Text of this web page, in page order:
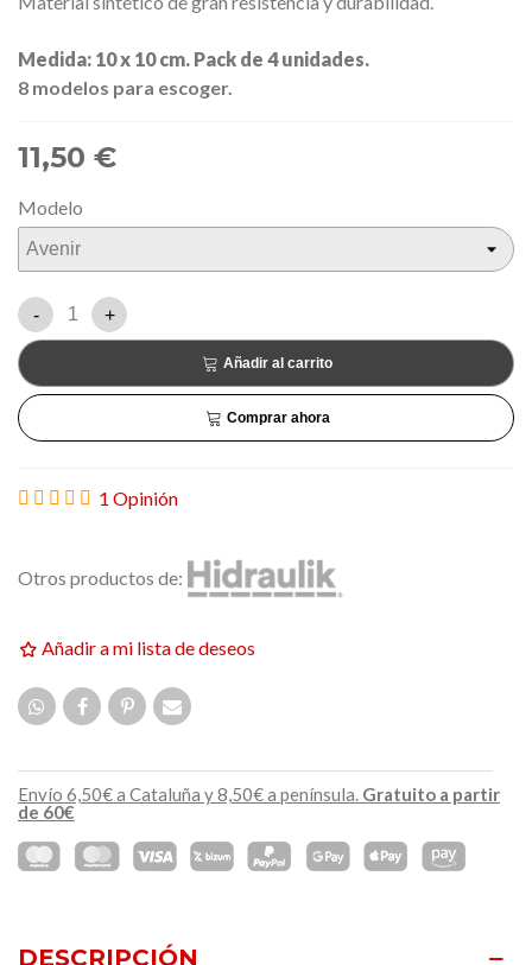
Medida: 10 x 10 cm. Pack de 4 unidades.
8 modelos para escoger.
11,50 €
Modelo
- +
Añadir al carrito
Comprar ahora
1 Opinión
Otros productos de:
Añadir a mi lista de deseos
Envío 6,50€ a Cataluña y 8,50€ a península. Gratuito a partir
de 60€
DESCRIPCIÓN